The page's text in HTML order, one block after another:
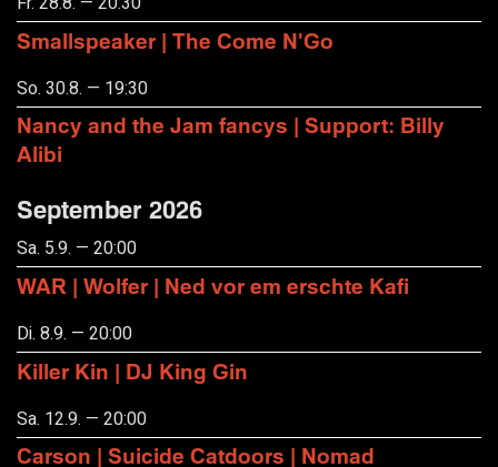
Smallspeaker | The Come N'Go
So. 30.8. — 19:30
Nancy and the Jam fancys | Support: Billy
Alibi
September 2026
Sa. 5.9. — 20:00
WAR | Wolfer | Ned vor em erschte Kafi
Di. 8.9. — 20:00
Killer Kin | DJ King Gin
Sa. 12.9. — 20:00
Carson | Suicide Catdoors | Nomad